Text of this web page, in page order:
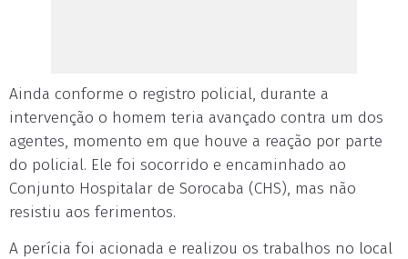
Ainda conforme o registro policial, durante a
intervenção o homem teria avançado contra um dos
agentes, momento em que houve a reação por parte
do policial. Ele foi socorrido e encaminhado ao
Conjunto Hospitalar de Sorocaba (CHS), mas não
resistiu aos ferimentos.
A perícia foi acionada e realizou os trabalhos no local